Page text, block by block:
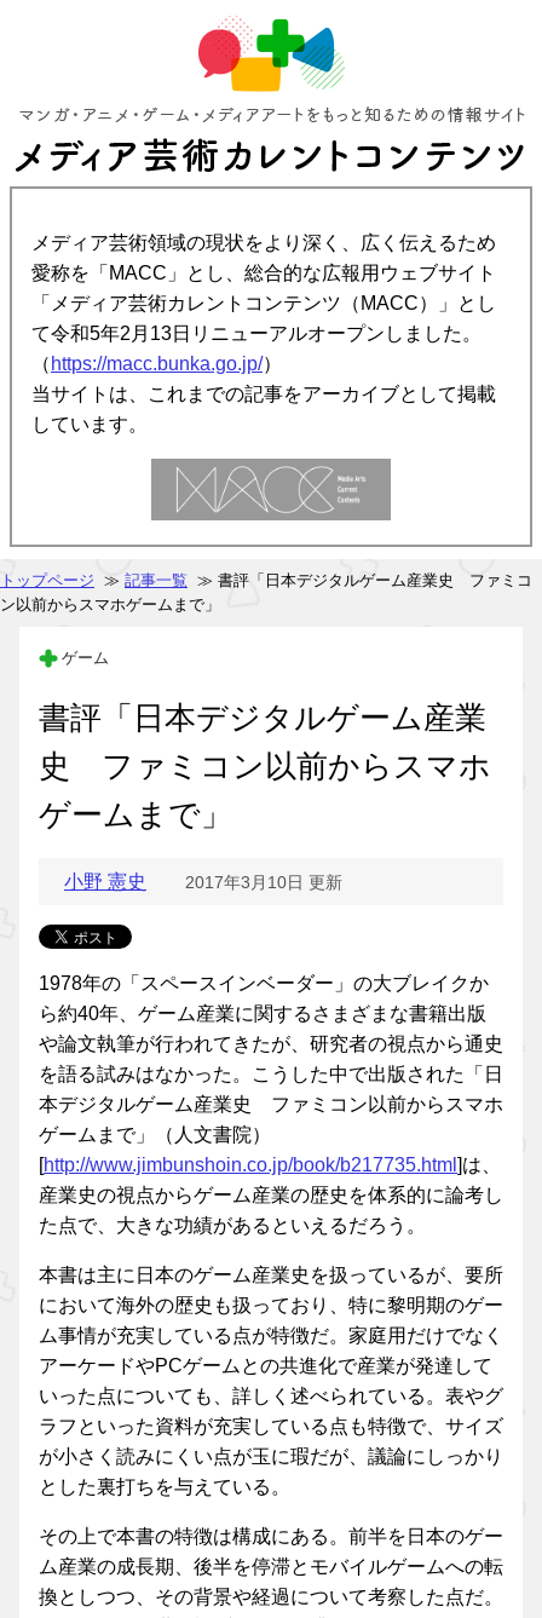
メディア芸術領域の現状をより深く、広く伝えるため
愛称を「MACC」とし、総合的な広報用ウェブサイト
「メディア芸術カレントコンテンツ（MACC）」とし
て令和5年2月13日リニューアルオープンしました。
（ https://macc.bunka.go.jp/）
当サイトは、これまでの記事をアーカイブとして掲載
しています。
トップページ ≫ 記事一覧 ≫ 書評「日本デジタルゲーム産業史 ファミコ
ン以前からスマホゲームまで」
ゲーム
書評「日本デジタルゲーム産業
史 ファミコン以前からスマホ
ゲームまで」
小野 憲史 2017年3月10日 更新
1978年の「スペースインベーダー」の大ブレイクか
ら約40年、ゲーム産業に関するさまざまな書籍出版
や論文執筆が行われてきたが、研究者の視点から通史
を語る試みはなかった。こうした中で出版された「日
本デジタルゲーム産業史 ファミコン以前からスマホ
ゲームまで」（人文書院）
[http://www.jimbunshoin.co.jp/book/b217735.html ]は、
産業史の視点からゲーム産業の歴史を体系的に論考し
た点で、大きな功績があるといえるだろう。
本書は主に日本のゲーム産業史を扱っているが、要所
において海外の歴史も扱っており、特に黎明期のゲー
ム事情が充実している点が特徴だ。家庭用だけでなく
アーケードやPCゲームとの共進化で産業が発達して
いった点についても、詳しく述べられている。表やグ
ラフといった資料が充実している点も特徴で、サイズ
が小さく読みにくい点が玉に瑕だが、議論にしっかり
とした裏打ちを与えている。
その上で本書の特徴は構成にある。前半を日本のゲー
ム産業の成長期、後半を停滞とモバイルゲームへの転
換としつつ、その背景や経過について考察した点だ。